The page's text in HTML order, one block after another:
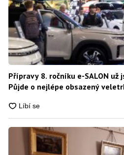
Přípravy 8. ročníku e-SALON už
Půjde o nejlépe obsazený